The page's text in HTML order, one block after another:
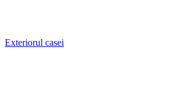
Exteriorul casei